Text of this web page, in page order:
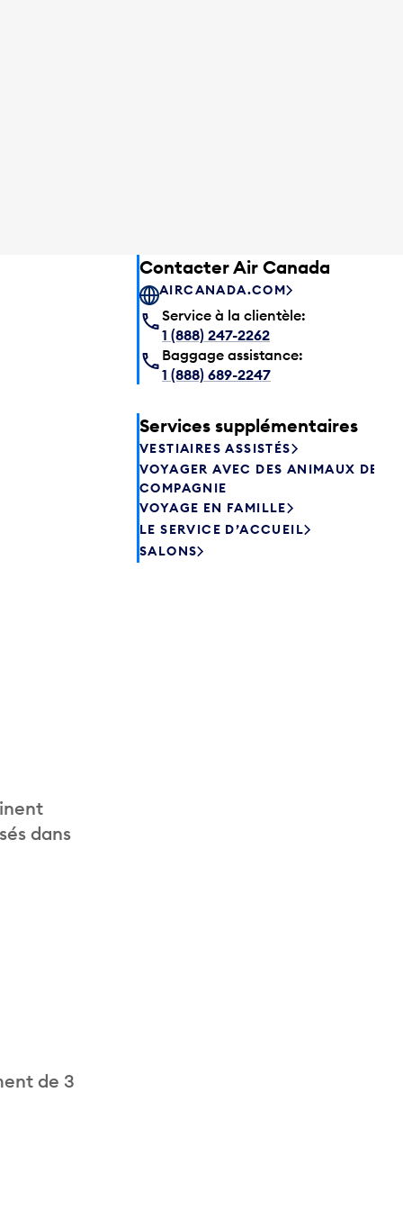
dans
de 3
Contacter Air Canada
AIRCANADA.COM
Service à la clientèle:
1 (888) 247-2262
Baggage assistance:
1 (888) 689-2247
Services supplémentaires
VESTIAIRES ASSISTÉS
VOYAGER AVEC DES ANIMAUX DE
COMPAGNIE
VOYAGE EN FAMILLE
LE SERVICE D’ACCUEIL
SALONS